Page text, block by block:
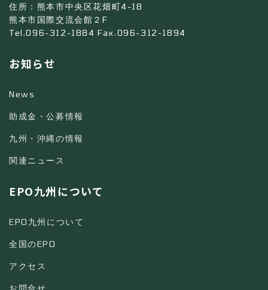
住所：熊本市中央区花畑町4-18
熊本市国際交流会館２F
Tel.096-312-1884 Fax.096-312-1894
お知らせ
News
助成金・公募情報
九州・沖縄の情報
関連ニュース
EPO九州について
EPO九州について
全国のEPO
アクセス
お問合せ